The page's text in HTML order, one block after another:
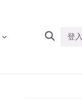
登入